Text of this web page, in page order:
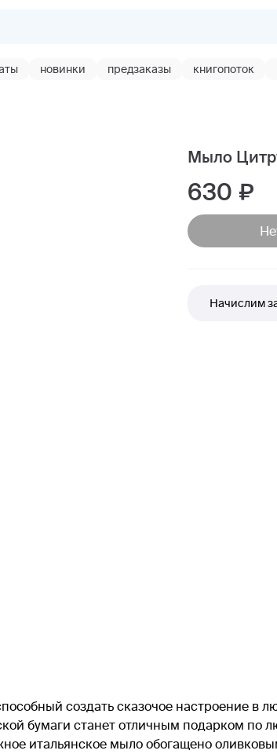
новинки предзаказы книгопоток
Мыло
630
Начислим
создать сказочое настроение в
бумаги станет отличным подарком по
итальянское мыло обогащено